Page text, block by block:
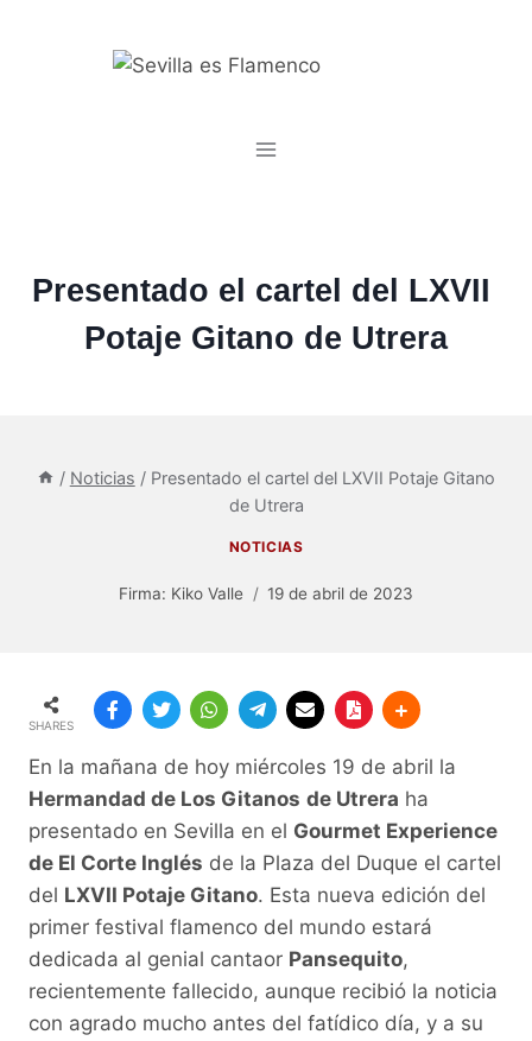
Presentado el cartel del LXVII
Potaje Gitano de Utrera
/ Noticias / Presentado el cartel del LXVII Potaje Gitano
de Utrera
NOTICIAS
Firma: Kiko Valle 19 de abril de 2023
SHARES
En la mañana de hoy miércoles 19 de abril la
Hermandad de Los Gitanos de Utrera ha
presentado en Sevilla en el Gourmet Experience
de El Corte Inglés de la Plaza del Duque el cartel
del LXVII Potaje Gitano. Esta nueva edición del
primer festival flamenco del mundo estará
dedicada al genial cantaor Pansequito,
recientemente fallecido, aunque recibió la noticia
con agrado mucho antes del fatídico día, y a su